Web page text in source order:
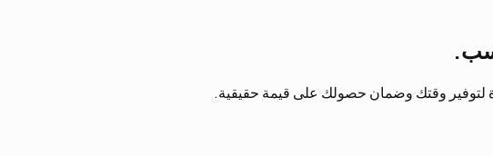
لتوفير وقتك وضمان حصولك على قيمة حقيقية.